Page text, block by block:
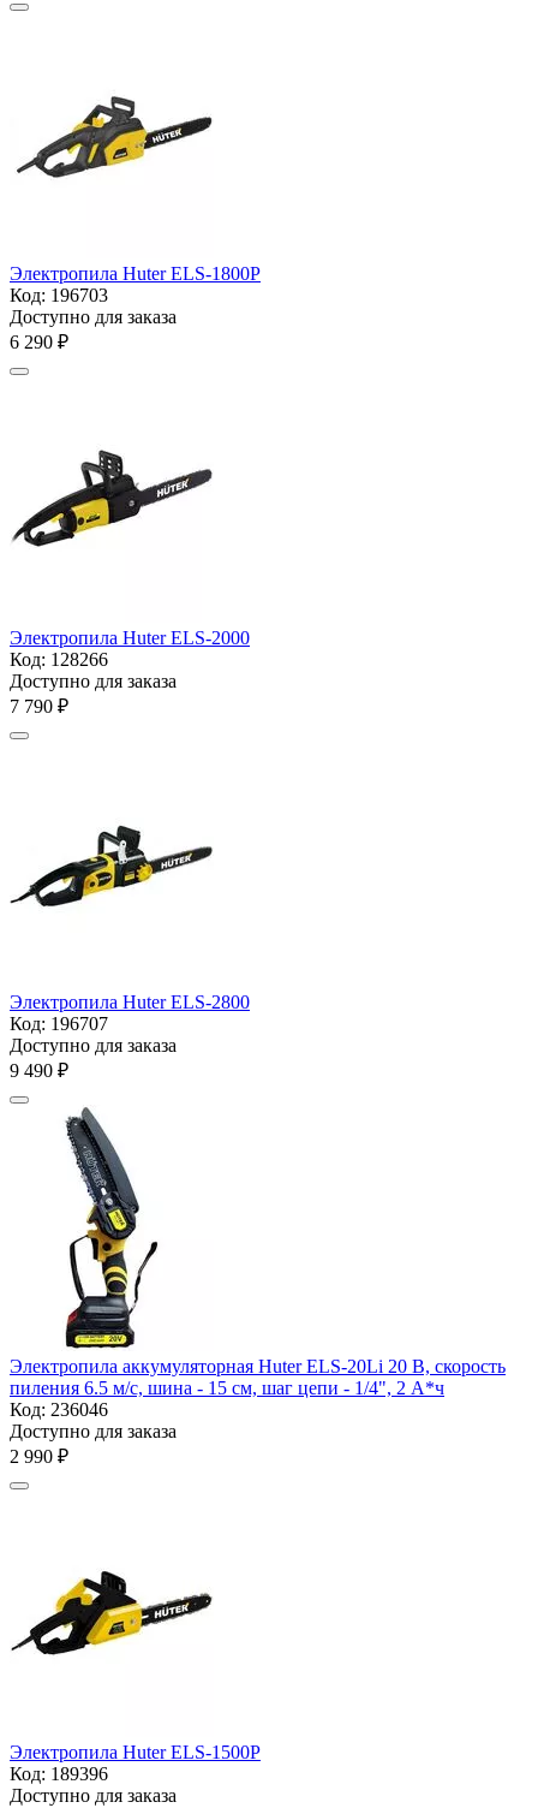
Электропила Huter ELS-1800P
Код: 196703
Доступно для заказа
6 290 ₽
Электропила Huter ELS-2000
Код: 128266
Доступно для заказа
7 790 ₽
Электропила Huter ELS-2800
Код: 196707
Доступно для заказа
9 490 ₽
Электропила аккумуляторная Huter ELS-20Li 20 В, скорость
пиления 6.5 м/с, шина - 15 см, шаг цепи - 1/4", 2 А*ч
Код: 236046
Доступно для заказа
2 990 ₽
Электропила Huter ELS-1500P
Код: 189396
Доступно для заказа